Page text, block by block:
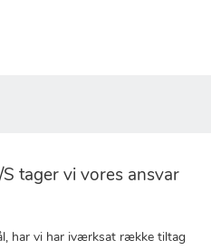
tager vi vores ansvar
har vi har iværksat række tiltag